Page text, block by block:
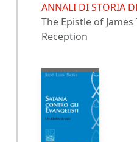
ANNALI DI STORIA
The Epistle of
Reception